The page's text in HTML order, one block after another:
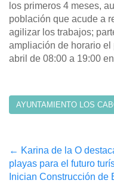
los primeros 4 meses,
población que acude a
agilizar los trabajos;
ampliación de horario el
abril de 08:00 a 19:00
AYUNTAMIENTO LOS
Post
navigation
← Karina de la O
playas para el futuro
Inician Construcción de